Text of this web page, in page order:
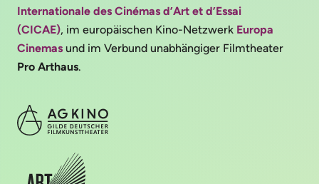
Internationale des Cinémas d’Art et d’Essai
(CICAE), im europäischen Kino-Netzwerk Europa
Cinemas und im Verbund unabhängiger Filmtheater
Pro Arthaus.